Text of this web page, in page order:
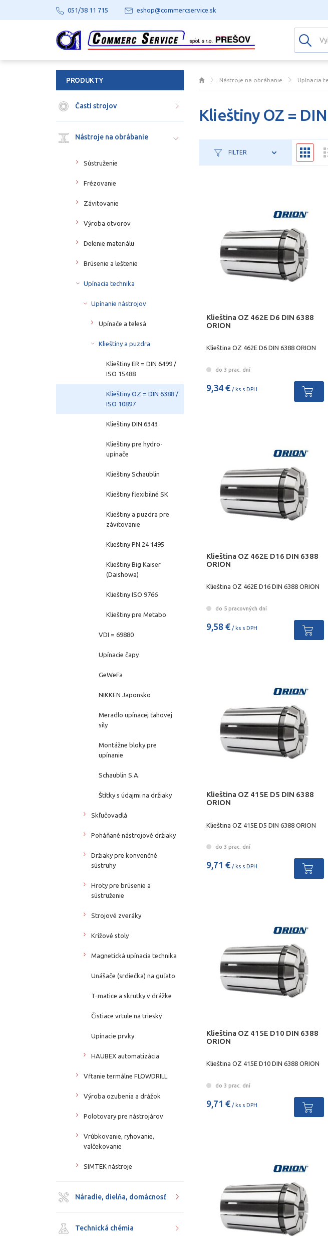
Nástroje na obrábanie Upínacia
Klieštiny OZ =
FILTER
Klieština OZ 462E D6 DIN 6388
ORION
Klieština OZ 462E D6 DIN 6388 ORION
do 3 prac. dní
9,34 € / ks s DPH
Klieština OZ 462E D16 DIN 6388
ORION
Klieština OZ 462E D16 DIN 6388 ORION
do 5 pracovných dní
9,58 € / ks s DPH
Klieština OZ 415E D5 DIN 6388
ORION
Klieština OZ 415E D5 DIN 6388 ORION
do 3 prac. dní
9,71 € / ks s DPH
Klieština OZ 415E D10 DIN 6388
ORION
Klieština OZ 415E D10 DIN 6388 ORION
do 3 prac. dní
9,71 € / ks s DPH
PRODUKTY
Časti strojov
Nástroje na obrábanie
Sústruženie
Frézovanie
Závitovanie
Výroba otvorov
Delenie materiálu
Brúsenie a leštenie
Upínacia technika
Upínanie nástrojov
Upínače a telesá
Klieštiny a puzdra
Klieštiny ER = DIN 6499 /
ISO 15488
Klieštiny OZ = DIN 6388 /
ISO 10897
Klieštiny DIN 6343
Klieštiny pre hydro-
upínače
Klieštiny Schaublin
Klieštiny flexibilné SK
Klieštiny a puzdra pre
závitovanie
Klieštiny PN 24 1495
Klieštiny Big Kaiser
(Daishowa)
Klieštiny ISO 9766
Klieštiny pre Metabo
VDI = 69880
Upínacie čapy
GeWeFa
NIKKEN Japonsko
Meradlo upínacej ťahovej
sily
Montážne bloky pre
upínanie
Schaublin S.A.
Štítky s údajmi na držiaky
Skľučovadlá
Poháňané nástrojové držiaky
Držiaky pre konvenčné
sústruhy
Hroty pre brúsenie a
sústruženie
Strojové zveráky
Krížové stoly
Magnetická upínacia technika
Unášače (srdiečka) na guľato
T-matice a skrutky v drážke
Čistiace vrtule na triesky
Upínacie prvky
HAUBEX automatizácia
Vŕtanie termálne FLOWDRILL
Výroba ozubenia a drážok
Polotovary pre nástrojárov
Vrúbkovanie, ryhovanie,
valčekovanie
SIMTEK nástroje
Náradie, dielňa, domácnosť
Technická chémia
051/38 11 715 eshop@commercservice.sk